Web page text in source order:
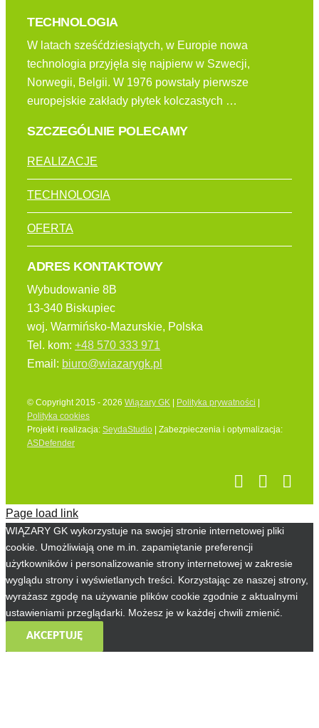
TECHNOLOGIA
W latach sześćdziesiątych, w Europie nowa
technologia przyjęła się najpierw w Szwecji,
Norwegii, Belgii. W 1976 powstały pierwsze
europejskie zakłady płytek kolczastych …
SZCZEGÓLNIE POLECAMY
REALIZACJE
TECHNOLOGIA
OFERTA
ADRES KONTAKTOWY
Wybudowanie 8B
13-340 Biskupiec
woj. Warmińsko-Mazurskie, Polska
Tel. kom: +48 570 333 971
Email: biuro@wiazarygk.pl
© Copyright 2015 - 2026 Wiązary GK| Polityka prywatności
Polityka cookies
Projekt i realizacja: SeydaStudio| Zabezpieczenia i optymalizacja:
ASDefender
Page load link
WIĄZARY GK wykorzystuje na swojej stronie internetowej pliki
cookie. Umożliwiają one m.in. zapamiętanie preferencji
użytkowników i personalizowanie strony internetowej w zakresie
wyglądu strony i wyświetlanych treści. Korzystając ze naszej strony,
wyrażasz zgodę na używanie plików cookie zgodnie z aktualnymi
ustawieniami przeglądarki. Możesz je w każdej chwili zmienić.
AKCEPTUJĘ